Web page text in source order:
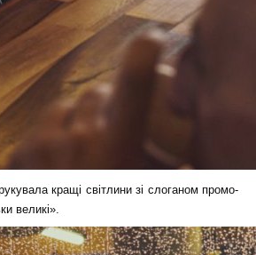
кращі світлини зі слоганом промо-
великі».